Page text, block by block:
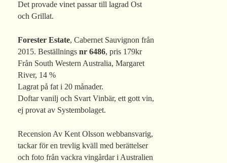
Det provade vinet passar till lagrad Ost
och Grillat.
Forester Estate, Cabernet Sauvignon från
2015. Beställnings nr 6486, pris 179kr
Från South Western Australia, Margaret
River, 14 %
Lagrat på fat i 20 månader.
Doftar vanilj och Svart Vinbär, ett gott vin,
ej provat av Systembolaget.
Recension Av Kent Olsson webbansvarig,
tackar för en trevlig kväll med berättelser
och foto från vackra vingårdar i Australien